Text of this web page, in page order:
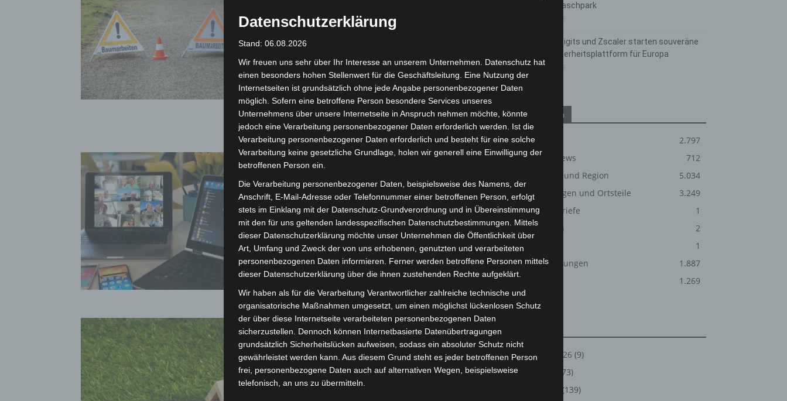
Die Redaktion - 20. Februar 2021
Stadt beginnt mit ersten Vorbereitungen zwecks
Langenhagen (pm). Die Stadt Langenhagen plant, die
Grundschule Engelbostel mit einem neuen Gebäudetrakt
zu...
Weiterlesen
Erste Ausschusssitzungen in
hybrider Form
Die Redaktion - 16. Februar 2021
Sitzungsteilnehmer ziehen positive Bilanz Langenhagen
(pm). Im Anschluss an die Sitzung des
Jugendhilfeausschusses am Donnerstag, 11.02.2021 ist die
Begeisterung zu spüren: Nach der dritten Hybridsitzung...
Weiterlesen
Achtung Falle – Vorsicht beim
Kauf von Baugrundstücken in
Kleinanzeigen-Portalen
Die Redaktion - 16. Februar 2021
Oper im Maschpark
Schwarz Digits und Zscaler starten souveräne
Cloud-Sicherheitsplattform für Europa
2. August 2026
Kategorien
Blaulicht
2.797
Corona-News
712
Hannover und Region
5.034
Langenhagen und Ortsteile
3.249
Leserbriefe
1
Menschen
2
1
Veranstaltungen
1.887
1.269
August 2026 (9)
(73)
(139)
Datenschutzerklärung
Stand: 06.08.2026
Wir freuen uns sehr über Ihr Interesse an unserem Unternehmen. Datenschutz hat
einen besonders hohen Stellenwert für die Geschäftsleitung. Eine Nutzung der
Internetseiten ist grundsätzlich ohne jede Angabe personenbezogener Daten
möglich. Sofern eine betroffene Person besondere Services unseres
Unternehmens über unsere Internetseite in Anspruch nehmen möchte, könnte
jedoch eine Verarbeitung personenbezogener Daten erforderlich werden. Ist die
Verarbeitung personenbezogener Daten erforderlich und besteht für eine solche
Verarbeitung keine gesetzliche Grundlage, holen wir generell eine Einwilligung der
betroffenen Person ein.
Die Verarbeitung personenbezogener Daten, beispielsweise des Namens, der
Anschrift, E-Mail-Adresse oder Telefonnummer einer betroffenen Person, erfolgt
stets im Einklang mit der Datenschutz-Grundverordnung und in Übereinstimmung
mit den für uns geltenden landesspezifischen Datenschutzbestimmungen. Mittels
dieser Datenschutzerklärung möchte unser Unternehmen die Öffentlichkeit über
Art, Umfang und Zweck der von uns erhobenen, genutzten und verarbeiteten
personenbezogenen Daten informieren. Ferner werden betroffene Personen mittels
dieser Datenschutzerklärung über die ihnen zustehenden Rechte aufgeklärt.
Wir haben als für die Verarbeitung Verantwortlicher zahlreiche technische und
organisatorische Maßnahmen umgesetzt, um einen möglichst lückenlosen Schutz
der über diese Internetseite verarbeiteten personenbezogenen Daten
sicherzustellen. Dennoch können Internetbasierte Datenübertragungen
grundsätzlich Sicherheitslücken aufweisen, sodass ein absoluter Schutz nicht
gewährleistet werden kann. Aus diesem Grund steht es jeder betroffenen Person
frei, personenbezogene Daten auch auf alternativen Wegen, beispielsweise
telefonisch, an uns zu übermitteln.